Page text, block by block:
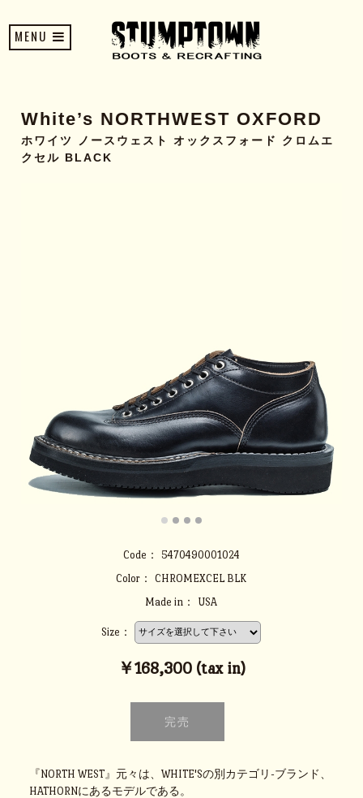
MENU
White’s NORTHWEST OXFORD
ホワイツ ノースウェスト オックスフォード クロムエ
クセル BLACK
Code：
5470490001024
Color：
CHROMEXCEL BLK
Made in：
USA
Size：
￥168,300 (tax in)
『NORTH WEST』元々は、WHITE'Sの別カテゴリ-ブランド、
HATHORNにあるモデルである。